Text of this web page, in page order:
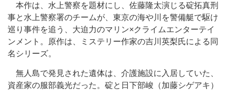
本作は、水上警察を題材にし、佐藤隆太演じる碇拓真刑
事と水上警察署のチームが、東京の海や川を警備艇で駆け
巡り事件を追う、大迫力のマリン×クライムエンターテイ
ンメント。原作は、ミステリー作家の吉川英梨氏による同
名シリーズ。
無人島で発見された遺体は、介護施設に入居していた、
資産家の服部義光だった。碇と日下部峻（加藤シゲアキ）